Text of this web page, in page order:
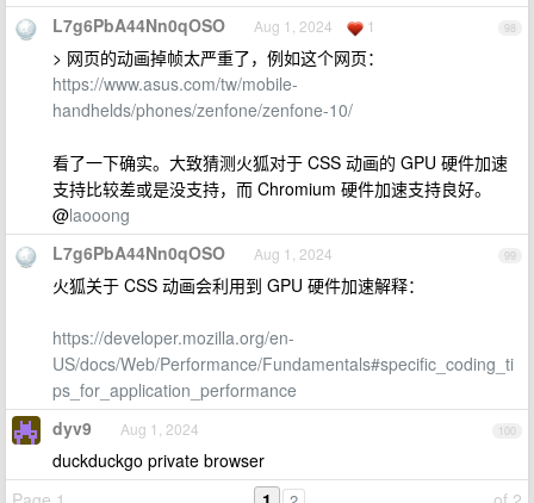
98
L7g6PbA44Nn0qOSO Aug 1, 2024 1
> 网页的动画掉帧太严重了，例如这个网页：
https://www.asus.com/tw/mobile-
handhelds/phones/zenfone/zenfone-10/
看了一下确实。大致猜测火狐对于 CSS 动画的 GPU 硬件加速
支持比较差或是没支持，而 Chromium 硬件加速支持良好。
@laooong
99
L7g6PbA44Nn0qOSO Aug 1, 2024
火狐关于 CSS 动画会利用到 GPU 硬件加速解释：
https://developer.mozilla.org/en-
US/docs/Web/Performance/Fundamentals#specific_coding_ti
ps_for_application_performance
100
dyv9 Aug 1, 2024
duckduckgo private browser